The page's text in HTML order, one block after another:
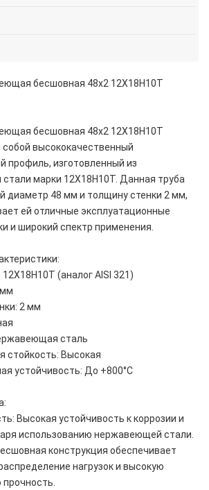
бесшовная 48х2 12Х18Н10Т
бесшовная 48х2 12Х18Н10Т
высококачественный
профиль, изготовленный из
марки 12Х18Н10Т. Данная труба
диаметр 48 мм и толщину стенки 2 мм,
ей отличные эксплуатационные
и широкий спектр применения.
(аналог AISI 321)
2 мм
сталь
стойкость: Высокая
устойчивость: До +800°C
Высокая устойчивость к коррозии и
использованию нержавеющей стали.
конструкция обеспечивает
нагрузок и высокую